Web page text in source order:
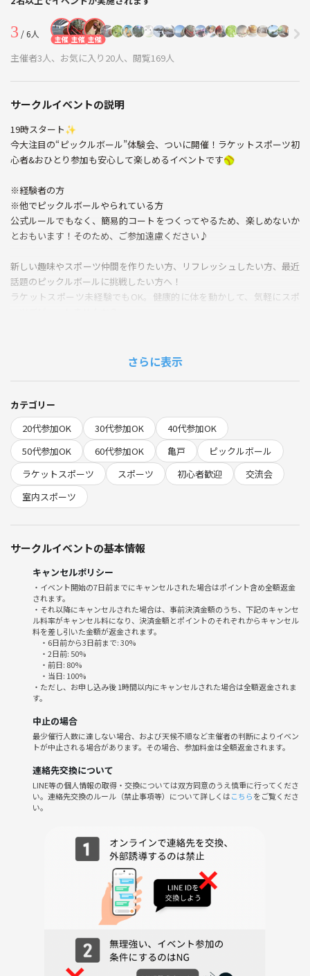
3 / 6人 主催 主催 主催
主催者3人、お気に入り20人、閲覧169人
サークルイベントの説明
19時スタート✨
今大注目の“ピックルボール”体験会、ついに開催！ラケットスポーツ初
心者&おひとり参加も安心して楽しめるイベントです🥎
※経験者の方
※他でピックルボールやられている方
公式ルールでもなく、簡易的コートをつくってやるため、楽しめないか
とおもいます！そのため、ご参加遠慮ください♪
新しい趣味やスポーツ仲間を作りたい方、リフレッシュしたい方、最近
話題のピックルボールに挑戦したい方へ！
ラケットスポーツ未経験でもOK。健康的に体を動かして、気軽にスポ
の新感覚スポーツ。年齢や性別問わず、手軽に始められると口コミでも
主催者も初めてのため、全員で覚えていきましょう。
◆当日の流れ
・18:55 受付
・19:00 スタート🥎
・19:15 チームに分かれてゲーム体験
・20:45 終了＆現地解散
🌱サークルの雰囲気
・ゆるっと運動したい人が集まる、アットホームで楽しいサークルで
す！
・初参加＆おひとり様も大歓迎。新しい友達や趣味仲間とつながれます
・参加メリットたくさん！
①運動不足解消＆リフレッシュ
②楽しく学べる体験型イベント
③話題スポーツで自然と会話がはずむ
④スポーツ初心者歓迎＆サポート充実
⑤自分のペースで楽しめる、無理のない雰囲気
・運営もピックルボール初心者歓迎の精神で、誰でも来やすいイベント
を目指しています！
⚠️注意事項⚠️
下記の行為はご遠慮ください。
・勧誘・営業・告知・引き抜き・しつこいナンパ・暴言など
・過度なナンパ行為や迷惑行為
・開催内容や風景写真、動画のSNS等への無許可投稿
サークルやイベントの輪を乱す行動をする方、運営側の指示に従ってい
ただけない方や運営側が参加者様としてふさわしくないと判断した方
みんなで新しいスポーツを楽しむ、ワクワクの夜にしませんか？あなた
のご参加を心よりお待ちしています🥎✨
さらに表示
カテゴリー
20代参加OK
30代参加OK
40代参加OK
50代参加OK
60代参加OK 亀戸
ピックルボール
ラケットスポーツ
スポーツ 初心者歓迎
交流会
室内スポーツ
サークルイベントの基本情報
キャンセルポリシー
・イベント開始の7日前までにキャンセルされた場合はポイント含め全額返金
されます。
・それ以降にキャンセルされた場合は、事前決済金額のうち、下記のキャンセ
ル料率がキャンセル料になり、決済金額とポイントのそれぞれからキャンセル
料を差し引いた金額が返金されます。
・6日前から3日前まで: 30%
・2日前: 50%
・前日: 80%
・当日: 100%
・ただし、お申し込み後 1時間以内にキャンセルされた場合は全額返金されま
す。
中止の場合
最少催行人数に達しない場合、および天候不順など主催者の判断によりイベン
トが中止される場合があります。その場合、参加料金は全額返金されます。
連絡先交換について
LINE等の個人情報の取得・交換については双方同意のうえ慎重に行ってくださ
い。連絡先交換のルール（禁止事項等）について詳しくはこちらをご覧くださ
い。